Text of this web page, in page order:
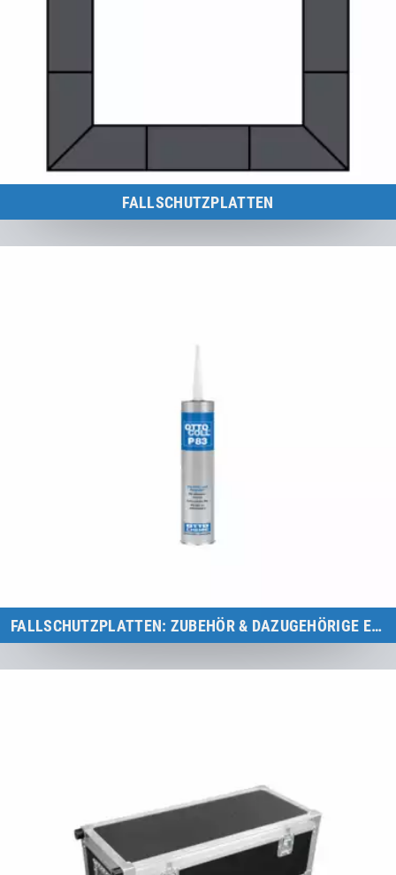
FALLSCHUTZPLATTEN
Trampoline.
FALLSCHUTZPLATTEN: ZUBEHÖR & DAZUGEHÖRIGE ERSATZTEILE
Eurotramp Spielplatz-Trampoline.